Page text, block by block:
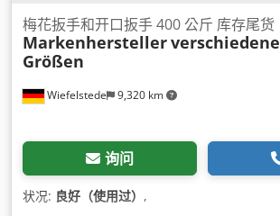
Wiefelstede 9,320 km
梅花扳手和开口扳手 400 公斤 库存尾货
Markenherstellerverschiedene
Größen
询问
状况: 良好（使用过） ,